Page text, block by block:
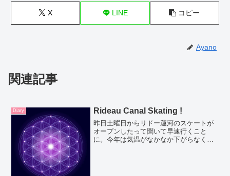
X LINE コピー
Ayano
関連記事
Diary Rideau Canal Skating !
昨日土曜日からリドー運河のスケートが
オープンしたって聞いて早速行くこと
に。今年は気温がなかなか下がらなく